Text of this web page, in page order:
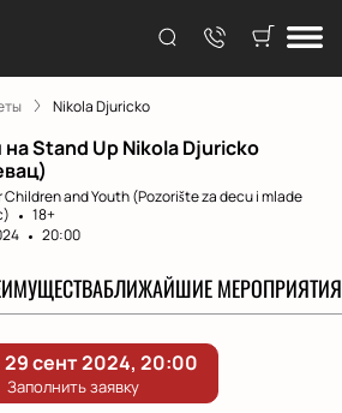
Nikola Djuricko
Stand Up Nikola Djuricko
and Youth (Pozorište za decu i mlade
18+
20:00
БЛИЖАЙШИЕ МЕРОПРИЯТИЯ